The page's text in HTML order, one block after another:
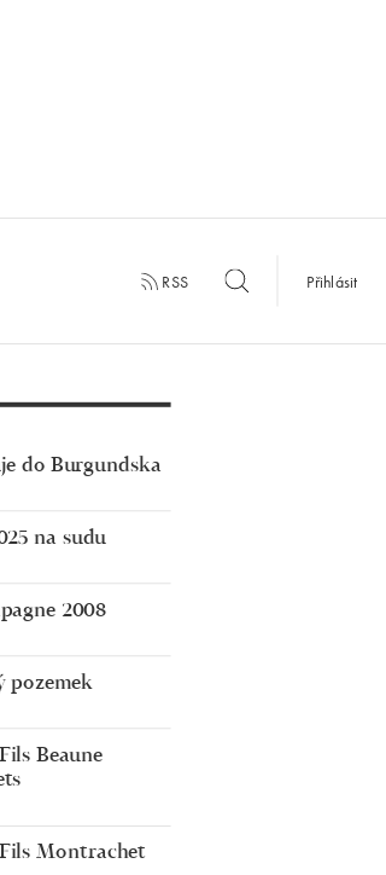
RSS Přihlásit
do Burgundska
na sudu
2008
pozemek
Beaune
Montrachet